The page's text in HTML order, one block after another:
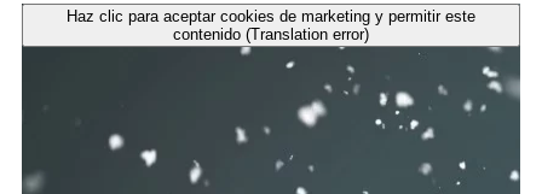
Haz clic para aceptar cookies de marketing y permitir este
contenido (Translation error)